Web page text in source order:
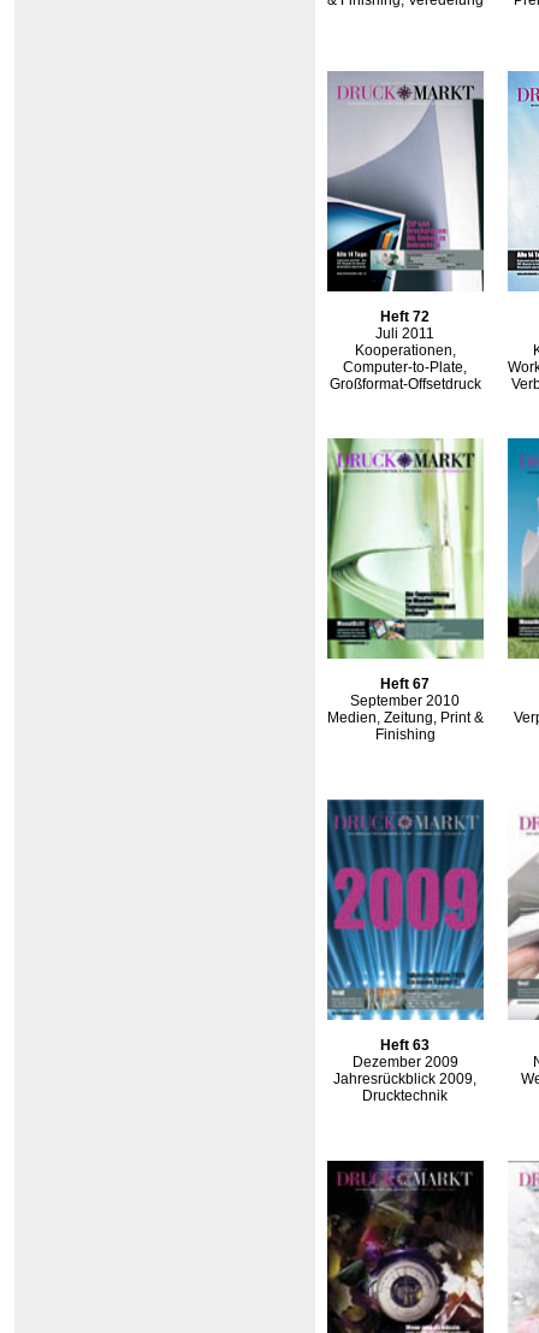
Heft 72
Juli 2011
Kooperationen,
Computer-to-Plate,
Großformat-Offsetdruck
Heft 67
September 2010
Medien, Zeitung, Print &
Finishing
Heft 63
Dezember 2009
Jahresrückblick 2009,
Drucktechnik